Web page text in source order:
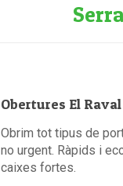
Obertures El Raval
Obrim tot tipus de
no urgent. Ràpids i
caixes fortes.